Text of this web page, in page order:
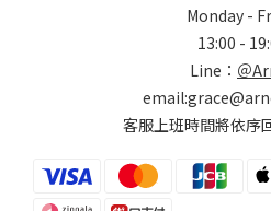
Monday -
13:00 -
Line： ＠
客服上班時間將依序